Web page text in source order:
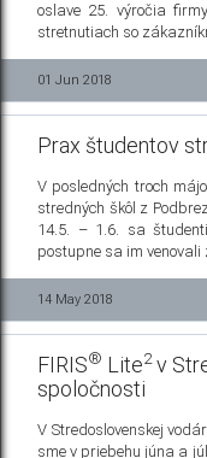
oslave 25. výročia
stretnutiach so
01 Jun 2018
Prax študentov
V posledných troch
stredných škôl z
14.5. – 1.6. sa
postupne sa im venovali
14 May 2018
FIRIS® Lite2v
spoločnosti
V Stredoslovenskej
sme v priebehu júna a